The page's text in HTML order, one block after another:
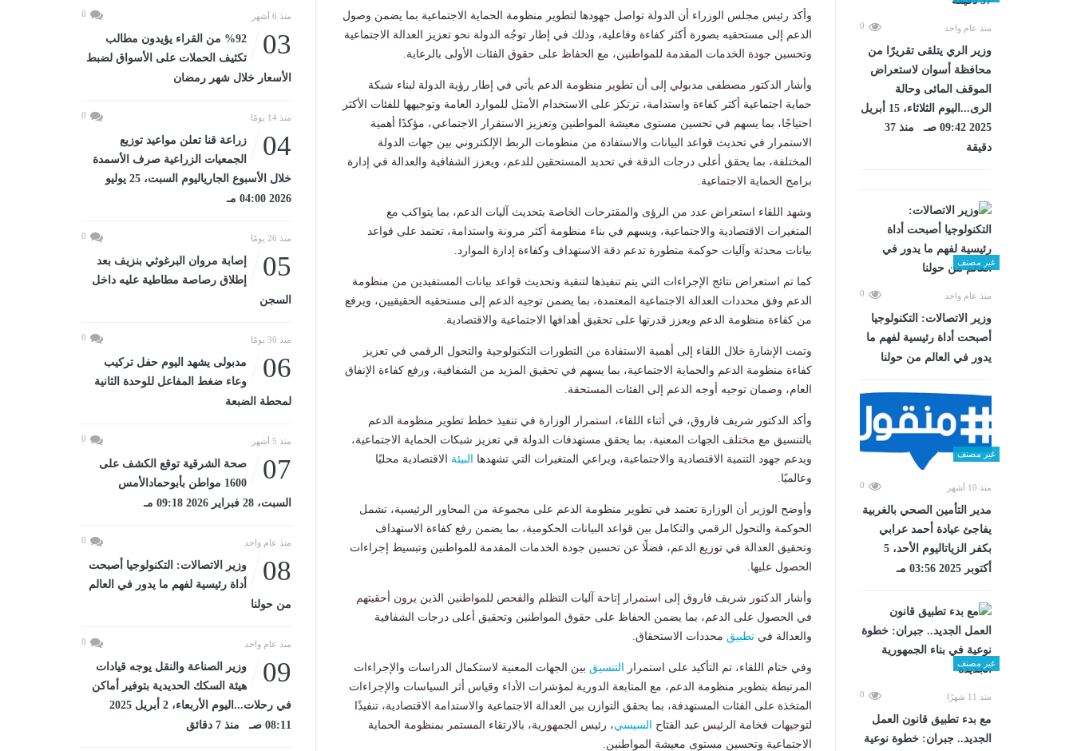
منذ عام واحد 0
وزير الري يتلقى تقريرًا من
محافظة أسوان لاستعراض
الموقف المائى وحالة
الرى...اليوم الثلاثاء، 15 أبريل
2025 09:42 صـ منذ 37
دقيقة
غير مصنف
منذ عام واحد 0
وزير الاتصالات: التكنولوجيا
أصبحت أداة رئيسية لفهم ما
يدور في العالم من حولنا
غير مصنف
منذ 10 أشهر 0
مدير التأمين الصحي بالغربية
يفاجئ عيادة أحمد عرابي
بكفر الزياتاليوم الأحد، 5
أكتوبر 2025 03:56 مـ
غير مصنف
منذ 11 شهرًا 0
مع بدء تطبيق قانون العمل
الجديد.. جبران: خطوة نوعية
وأكد رئيس مجلس الوزراء أن الدولة تواصل جهودها لتطوير منظومة الحماية الاجتماعية بما يضمن وصول
الدعم إلى مستحقيه بصورة أكثر كفاءة وفاعلية، وذلك في إطار توجُه الدولة نحو تعزيز العدالة الاجتماعية
وتحسين جودة الخدمات المقدمة للمواطنين، مع الحفاظ على حقوق الفئات الأولى بالرعاية.
وأشار الدكتور مصطفى مدبولي إلى أن تطوير منظومة الدعم يأتي في إطار رؤية الدولة لبناء شبكة
حماية اجتماعية أكثر كفاءة واستدامة، ترتكز على الاستخدام الأمثل للموارد العامة وتوجيهها للفئات الأكثر
احتياجًا، بما يسهم في تحسين مستوى معيشة المواطنين وتعزيز الاستقرار الاجتماعي، مؤكدًا أهمية
الاستمرار في تحديث قواعد البيانات والاستفادة من منظومات الربط الإلكتروني بين جهات الدولة
المختلفة، بما يحقق أعلى درجات الدقة في تحديد المستحقين للدعم، ويعزز الشفافية والعدالة في إدارة
برامج الحماية الاجتماعية.
وشهد اللقاء استعراض عدد من الرؤى والمقترحات الخاصة بتحديث آليات الدعم، بما يتواكب مع
المتغيرات الاقتصادية والاجتماعية، ويسهم في بناء منظومة أكثر مرونة واستدامة، تعتمد على قواعد
بيانات محدثة وآليات حوكمة متطورة تدعم دقة الاستهداف وكفاءة إدارة الموارد.
كما تم استعراض نتائج الإجراءات التي يتم تنفيذها لتنقية وتحديث قواعد بيانات المستفيدين من منظومة
الدعم وفق محددات العدالة الاجتماعية المعتمدة، بما يضمن توجيه الدعم إلى مستحقيه الحقيقيين، ويرفع
من كفاءة منظومة الدعم ويعزز قدرتها على تحقيق أهدافها الاجتماعية والاقتصادية.
وتمت الإشارة خلال اللقاء إلى أهمية الاستفادة من التطورات التكنولوجية والتحول الرقمي في تعزيز
كفاءة منظومة الدعم والحماية الاجتماعية، بما يسهم في تحقيق المزيد من الشفافية، ورفع كفاءة الإنفاق
العام، وضمان توجيه أوجه الدعم إلى الفئات المستحقة.
وأكد الدكتور شريف فاروق، في أثناء اللقاء، استمرار الوزارة في تنفيذ خطط تطوير منظومة الدعم
بالتنسيق مع مختلف الجهات المعنية، بما يحقق مستهدفات الدولة في تعزيز شبكات الحماية الاجتماعية،
ويدعم جهود التنمية الاقتصادية والاجتماعية، ويراعي المتغيرات التي تشهدها
البيئة الاقتصادية محليًا
وعالميًا.
وأوضح الوزير أن الوزارة تعتمد في تطوير منظومة الدعم على مجموعة من المحاور الرئيسية، تشمل
الحوكمة والتحول الرقمي والتكامل بين قواعد البيانات الحكومية، بما يضمن رفع كفاءة الاستهداف
وتحقيق العدالة في توزيع الدعم، فضلًا عن تحسين جودة الخدمات المقدمة للمواطنين وتبسيط إجراءات
الحصول عليها.
وأشار الدكتور شريف فاروق إلى استمرار إتاحة آليات التظلم والفحص للمواطنين الذين يرون أحقيتهم
في الحصول على الدعم، بما يضمن الحفاظ على حقوق المواطنين وتحقيق أعلى درجات الشفافية
والعدالة في تطبيق محددات الاستحقاق.
وفي ختام اللقاء، تم التأكيد على استمرار التنسيق بين الجهات المعنية لاستكمال الدراسات والإجراءات
المرتبطة بتطوير منظومة الدعم، مع المتابعة الدورية لمؤشرات الأداء وقياس أثر السياسات والإجراءات
المتخذة على الفئات المستهدفة، بما يحقق التوازن بين العدالة الاجتماعية والاستدامة الاقتصادية، تنفيذًا
لتوجيهات فخامة الرئيس عبد الفتاح
السيسي، رئيس الجمهورية، بالارتقاء المستمر بمنظومة الحماية
الاجتماعية وتحسين مستوى معيشة المواطنين.
منذ 6 أشهر 0
03
%92 من القراء يؤيدون مطالب
تكثيف الحملات على الأسواق لضبط
الأسعار خلال شهر رمضان
منذ 14 يومًا 0
04
زراعة قنا تعلن مواعيد توزيع
الجمعيات الزراعية صرف الأسمدة
خلال الأسبوع الجارياليوم السبت، 25 يوليو
2026 04:00 مـ
منذ 26 يومًا 0
05
إصابة مروان البرغوثي بنزيف بعد
إطلاق رصاصة مطاطية عليه داخل
السجن
منذ 30 يومًا 0
06
مدبولى يشهد اليوم حفل تركيب
وعاء ضغط المفاعل للوحدة الثانية
لمحطة الضبعة
منذ 5 أشهر 0
07
صحة الشرقية توقع الكشف على
1600 مواطن بأبوحمادالأمس
السبت، 28 فبراير 2026 09:18 مـ
منذ عام واحد 0
08
وزير الاتصالات: التكنولوجيا أصبحت
أداة رئيسية لفهم ما يدور في العالم
من حولنا
منذ عام واحد 0
09
وزير الصناعة والنقل يوجه قيادات
هيئة السكك الحديدية بتوفير أماكن
في رحلات...اليوم الأربعاء، 2 أبريل 2025
08:11 صـ منذ 7 دقائق